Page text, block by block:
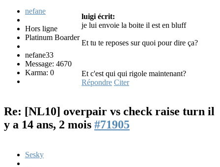
nefane
Hors ligne
Platinum Boarder
nefane33
Message: 4670
Karma: 0
luigi écrit:
je lui envoie la boite il est en bluff
Et tu te reposes sur quoi pour dire ça?
Et c'est qui qui rigole maintenant?
Répondre Citer
Re: [NL10] overpair vs check raise turn il
y a 14 ans, 2 mois #71905
Sesky